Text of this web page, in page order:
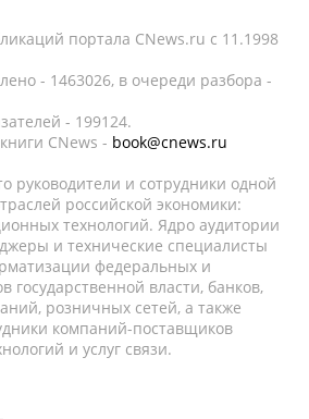
портала CNews.ru c 11.1998
- 1463026, в очереди разбора -
- 199124.
CNews - book@cnews.ru
руководители и сотрудники одной
российской экономики:
технологий. Ядро аудитории
и технические специалисты
федеральных и
государственной власти, банков,
розничных сетей, а также
компаний-поставщиков
и услуг связи.